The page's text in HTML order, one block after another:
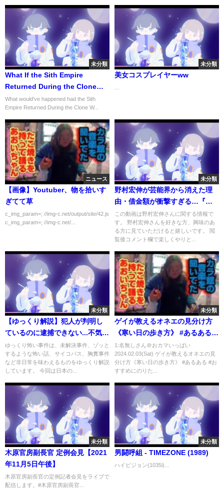
未分類
What If the Sith Empire
Returned During the Clone
Wars (Full Season 2)
What would've happened had the Sith
Empire Returned During the Clone W...
未分類
美女コスプレイヤーww
...
ニュース
【画像】Youtuber、物を拾いす
ぎてて草
c_img_param=; //img-c.net/output/site/42.js
c_img_param=; //img-c.net/...
未分類
野村宏伸が芸能界から消えた理
由・借金額が衝撃すぎる…『教
師びんびん物語』の人気俳優が
復帰したきっかけを作った人物
とは…現在は…
この動画は野村宏伸さんに関する情報で
す。 野村宏伸さんを好きな方、興味のあ
る方に見ていただけると嬉しいです。 閲
覧後コメント欄で楽しくやりと...
未分類
【ゆっくり解説】犯人が判明し
ているのに逮捕できない...不気味
な日本の未解決事件5選
ゆっくり怖い事件は、未解決事件、ゾッと
するような怖い話、サイコパス、胸糞事件
など非日常を味わえるものをゆっくり解説
しています。 今回は日本の...
未分類
ゲイが教えるオネエの見分け方
《寒い日の歩き方》 #あるある #
おすすめにのりたい #ゲイ
1:名無しさん＠おカマいっぱい
2024.02.03(Sat) ゲイが教えるオネエの見
分け方《寒い日の歩き方》 #あるある #お
すすめにのりた...
未分類
木原官房副長官 定例会見【2021
年11月5日午後】
木原官房副長官の定例記者会見をライブで
配信します。#木原官房副長官...
未分類
男闘呼組 - TIMEZONE (1989)
ハイビジョン(1035i)...